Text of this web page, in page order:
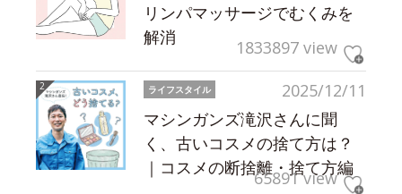
リンパマッサージでむくみを
解消
1833897 view
2025/12/11
ライフスタイル
マシンガンズ滝沢さんに聞
く、古いコスメの捨て方は？
｜コスメの断捨離・捨て方編
65891 view